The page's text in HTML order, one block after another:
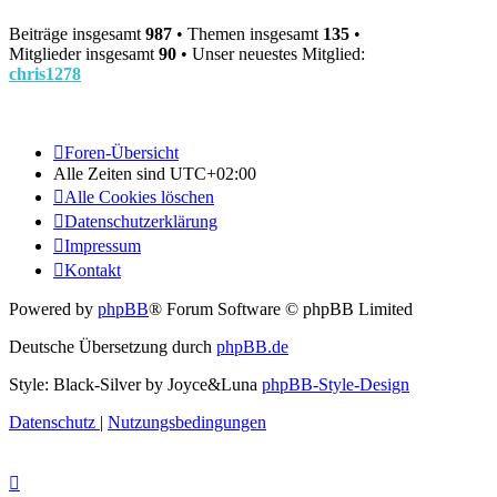
Beiträge insgesamt 987 • Themen insgesamt 135 •
Mitglieder insgesamt 90 • Unser neuestes Mitglied:
chris1278
Foren-Übersicht
Alle Zeiten sind UTC+02:00
Alle Cookies löschen
Datenschutzerklärung
Impressum
Kontakt
Powered by phpBB® Forum Software © phpBB Limited
Deutsche Übersetzung durch phpBB.de
Style: Black-Silver by Joyce&Luna phpBB-Style-Design
Datenschutz | Nutzungsbedingungen